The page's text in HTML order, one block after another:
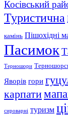
Косівський
Туристична
камінь Пішохідні
Пасимок
Терношори
Яворів гори
карпати
сироварні туризм